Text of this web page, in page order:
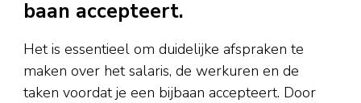
baan accepteert.
Het is essentieel om duidelijke afspraken te
maken over het salaris, de werkuren en de
taken voordat je een bijbaan accepteert. Door